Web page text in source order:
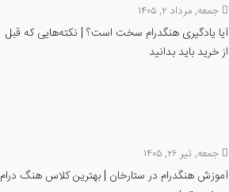
جمعه, مرداد ۲, ۱۴۰۵
آیا یادگیری هنگدرام سخت است؟ | نکته‌هایی که قبل
از خرید باید بدانید
جمعه, تیر ۲۶, ۱۴۰۵
آموزش هنگدرام در ستارخان | بهترین کلاس هنگ درام